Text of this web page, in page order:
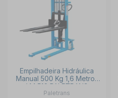
Empilhadeira Hidráulica
Manual 500 Kg 1,6 Metros
LM 516 PALETRANS
Paletrans